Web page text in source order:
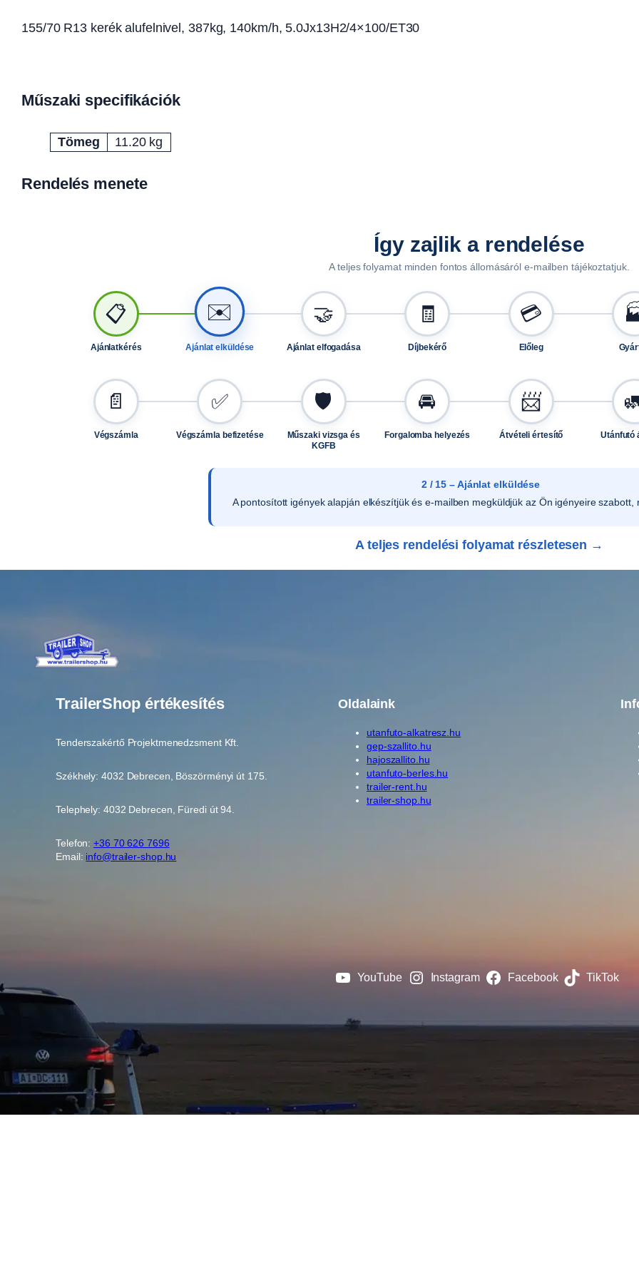
3
h
,
0
H
/
1
/
E
1
m
e
n
n
y
155/70 R13 kerék alufelnivel, 387kg, 140km/h, 5.0Jx13H2/4×100/ET30
Műszaki specifikációk
Attribútumok Érték
Tömeg 11.20 kg
Rendelés menete
Így zajlik a rendelése
A teljes folyamat minden fontos állomásáról e-mailben tájékoztatjuk.
📋
Ajánlatkérés
✉️
Ajánlat elküldése
🤝
Ajánlat elfogadása
🧾
Díjbekérő
💳
Előleg
📄
Végszámla
✅
Végszámla befizetése
🛡️
Műszaki vizsga és
KGFB
🚘
Forgalomba helyezés
📨
Átvételi értesítő Utánfutó
2 / 15 – Ajánlat elküldése
A pontosított igények alapján elkészítjük és e-mailben megküldjük az Ön igényeire szabott,
A teljes rendelési folyamat részletesen →
TrailerShop értékesítés
Tenderszakértő Projektmenedzsment Kft.
Székhely: 4032 Debrecen, Böszörményi út 175.
Telephely: 4032 Debrecen, Füredi út 94.
Telefon:+36 70 626 7696
Email: info@trailer-shop.hu
Oldalaink
utanfuto-alkatresz.hu
gep-szallito.hu
hajoszallito.hu
utanfuto-berles.hu
trailer-rent.hu
trailer-shop.hu
YouTube Instagram Facebook TikTok